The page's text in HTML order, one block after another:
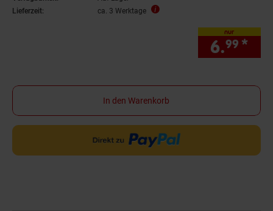
Lieferzeit:
ca. 3 Werktage
nur
6.99 *
In den Warenkorb